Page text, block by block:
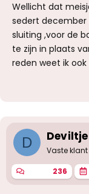
Wellicht dat
sedert december
sluiting ,voor de
te zijn in plaats
reden weet ik
D Deviltje
Vaste klant
236